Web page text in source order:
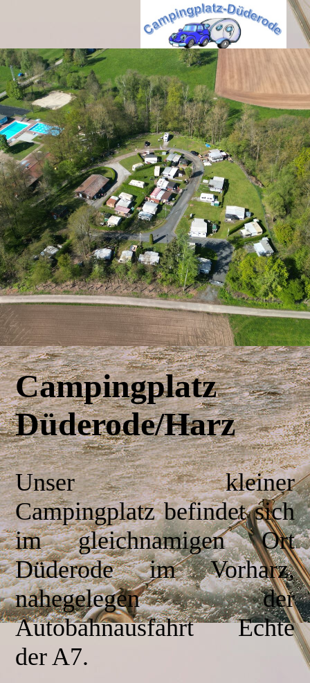
Campingplatz
Düderode/Harz
Unser kleiner
Campingplatz befindet sich
im gleichnamigen Ort
Düderode im Vorharz,
nahegelegen der
Autobahnausfahrt Echte
der A7.